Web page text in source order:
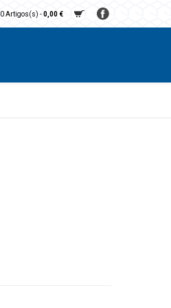
0 Artigos(s) -0,00 €